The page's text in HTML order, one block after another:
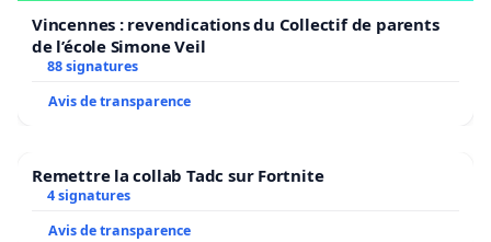
het Bos verlieten.
De verantwoordelijkheid van Mijnheer Close is duidelijk
betrokken en dus moet hij zijn ontslag geven.
van Brussel stad. Hij coördineert en geeft het bevel aan
de politie om de burgers aan te vallen in
Terkamerenbos .
Vincennes : revendications du Collectif de parents
de l’école Simone Veil
88 signatures
Avis de transparence
Remettre la collab Tadc sur Fortnite
4 signatures
Avis de transparence